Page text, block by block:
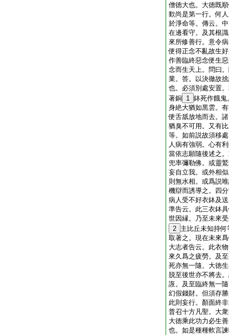
僧徳大也。大徳既
歎尚是第一行。何
於淨命等。傳云。
在邊看守。及其根
來所修善行。意令
便得正念不亂故生
作善臨終惡念便生
念而生天上。問曰
業。答。以決徹故
也。必須別處安置
著銅 1 鉢死作餓鬼
身絶大猶如黒雲。
便舌舐放地而去。
猶臭不可用。又有
等。如前説故須移
人病有強弱。心有
當依志願隨後述之
兜率彌勒佛。或靈
妄自立我。或外相
則無水相。或爲説
機辯而誘導之。四
病人受不好衣鉢及
準告云。此三衣鉢
世因縁。乃至未來
2 主比丘未知持
取著之。現在未來
大志者告云。此衣
來久爲之疲勞。及
死亦無一隨。大徳
脱至後世亦不將去
誑。及至臨終無一
幻假錢財。但須存
此則妄行。顏面終
普召十方凡聖。大
大徳乘此功力必生
也。如是種種軟言